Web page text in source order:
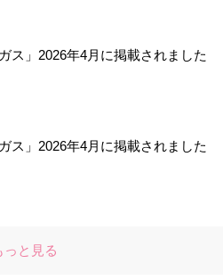
ス」2026年4月に掲載されました
ス」2026年4月に掲載されました
っと見る